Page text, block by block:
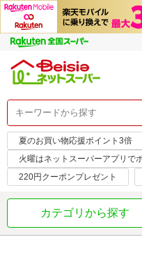
夏のお買い物応援ポイント3倍
火曜はネットスーパーアプリで
220円クーポンプレゼント
カテゴリから探す